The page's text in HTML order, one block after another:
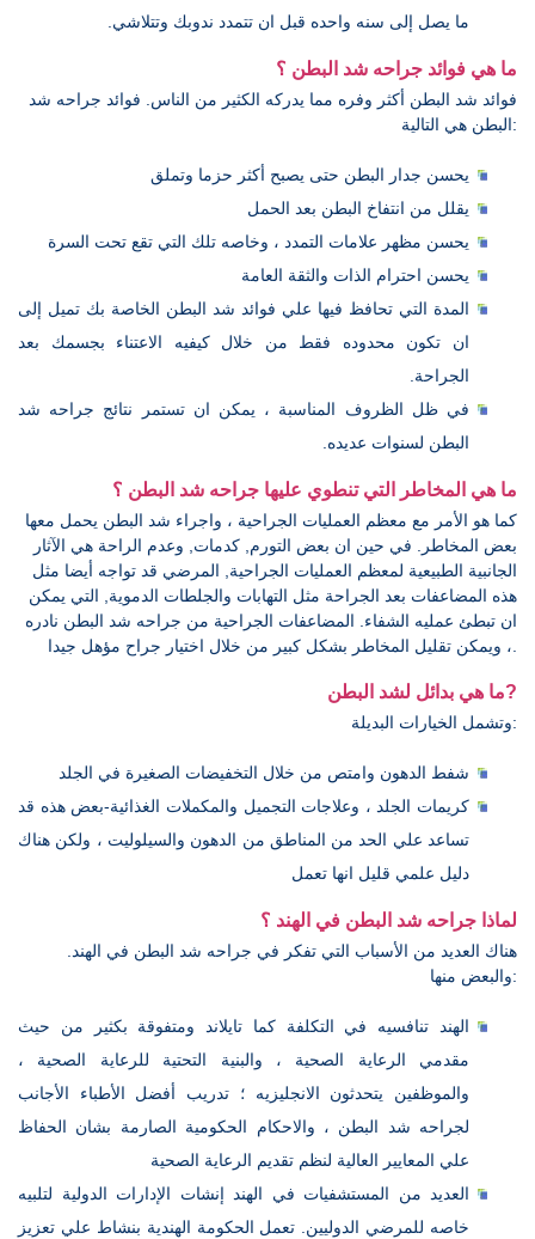
ما يصل إلى سنه واحده قبل ان تتمدد ندوبك وتتلاشي.
ما هي فوائد جراحه شد البطن ؟
فوائد شد البطن أكثر وفره مما يدركه الكثير من الناس. فوائد جراحه شد
البطن هي التالية:
يحسن جدار البطن حتى يصبح أكثر حزما وتملق
يقلل من انتفاخ البطن بعد الحمل
يحسن مظهر علامات التمدد ، وخاصه تلك التي تقع تحت السرة
يحسن احترام الذات والثقة العامة
المدة التي تحافظ فيها علي فوائد شد البطن الخاصة بك تميل إلى
ان تكون محدوده فقط من خلال كيفيه الاعتناء بجسمك بعد
الجراحة.
في ظل الظروف المناسبة ، يمكن ان تستمر نتائج جراحه شد
البطن لسنوات عديده.
ما هي المخاطر التي تنطوي عليها جراحه شد البطن ؟
كما هو الأمر مع معظم العمليات الجراحية ، واجراء شد البطن يحمل معها
بعض المخاطر. في حين ان بعض التورم, كدمات, وعدم الراحة هي الآثار
الجانبية الطبيعية لمعظم العمليات الجراحية, المرضي قد تواجه أيضا مثل
هذه المضاعفات بعد الجراحة مثل التهابات والجلطات الدموية, التي يمكن
ان تبطئ عمليه الشفاء. المضاعفات الجراحية من جراحه شد البطن نادره
، ويمكن تقليل المخاطر بشكل كبير من خلال اختيار جراح مؤهل جيدا.
ما هي بدائل لشد البطن?
وتشمل الخيارات البديلة:
شفط الدهون وامتص من خلال التخفيضات الصغيرة في الجلد
كريمات الجلد ، وعلاجات التجميل والمكملات الغذائية-بعض هذه قد
تساعد علي الحد من المناطق من الدهون والسيلوليت ، ولكن هناك
دليل علمي قليل انها تعمل
لماذا جراحه شد البطن في الهند ؟
هناك العديد من الأسباب التي تفكر في جراحه شد البطن في الهند.
والبعض منها:
الهند تنافسيه في التكلفة كما تايلاند ومتفوقة بكثير من حيث
مقدمي الرعاية الصحية ، والبنية التحتية للرعاية الصحية ،
والموظفين يتحدثون الانجليزيه ؛ تدريب أفضل الأطباء الأجانب
لجراحه شد البطن ، والاحكام الحكومية الصارمة بشان الحفاظ
علي المعايير العالية لنظم تقديم الرعاية الصحية
العديد من المستشفيات في الهند إنشات الإدارات الدولية لتلبيه
خاصه للمرضي الدوليين. تعمل الحكومة الهندية بنشاط علي تعزيز